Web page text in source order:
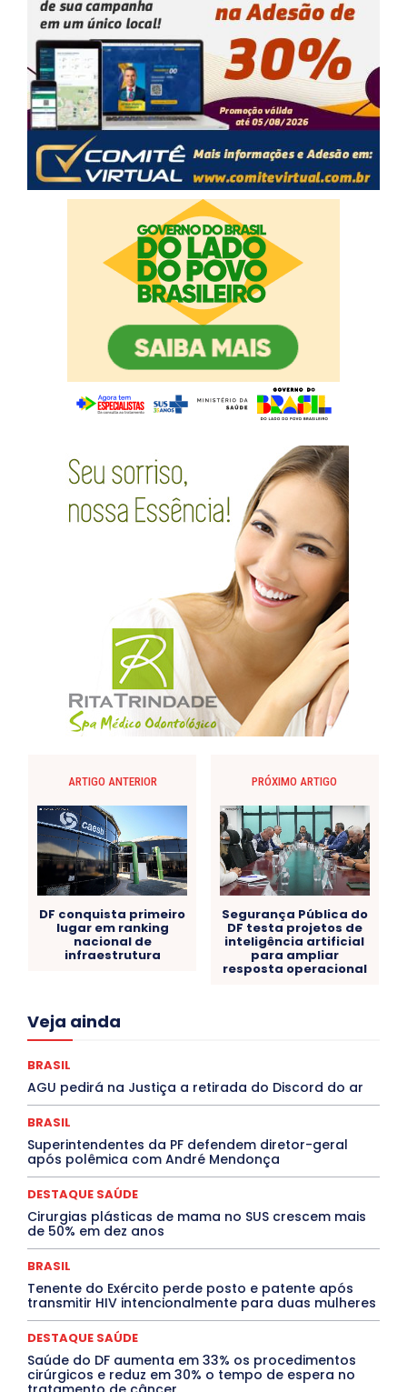
ARTIGO ANTERIOR
DF conquista primeiro
lugar em ranking
nacional de
infraestrutura
PRÓXIMO ARTIGO
Segurança Pública do
DF testa projetos de
inteligência artificial
para ampliar
resposta operacional
Veja ainda
Acre
Congressuanas & Esplanadumas
Covid-19
Crônica Política Crônicas
CULTURA
Cultura e Tal
DANÇA Dengue
Denuncia
DESTAQUES OUTROS
DISTRITO FEDERAL
EDUCAÇÃO
ELEIÇÕES
EMPREGO E OPORTUNIDADES
Especial
Espírito Santo ESPORTE
ESTÁGIO
EVENTOS
Febre Oropouche
Goiás
INTELIGÊNCIA ARTIFICIAL
INTERNACIONAL
MEIO AMBIENTE
MÚSICA
O Plantonista Opinião Oropouche
Paraíba
Paraná Pernambuco Piauí
POLÍTICA
PROCESSO SELETIVO
PUBLIEDITORIAL
QUALIFICAÇÃO PROFISSIONAL
Rio de Janeiro
Rio Grande do Sul
Roraima
Santa Catarina
São Paulo SARAMPO
SAÚDE
BRASIL
AGU pedirá na Justiça a retirada do Discord do ar
BRASIL
Superintendentes da PF defendem diretor-geral
após polêmica com André Mendonça
DESTAQUE SAÚDE
Cirurgias plásticas de mama no SUS crescem mais
de 50% em dez anos
BRASIL
Tenente do Exército perde posto e patente após
transmitir HIV intencionalmente para duas mulheres
DESTAQUE SAÚDE
Saúde do DF aumenta em 33% os procedimentos
cirúrgicos e reduz em 30% o tempo de espera no